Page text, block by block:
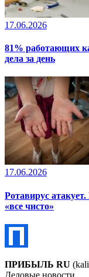
17.06.2026
81% работающих
дела за день
17.06.2026
Ротавирус
«все чисто»
ПРИБЫЛЬ RU
Деловые новости